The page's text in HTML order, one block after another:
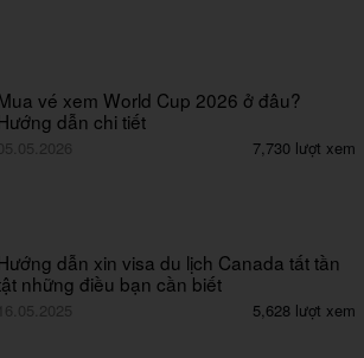
vé xem World Cup 2026 ở đâu?
dẫn chi tiết
05.05.2026 7,730 lượt xem
dẫn xin visa du lịch Canada tất tần
những điều bạn cần biết
16.05.2025 5,628 lượt xem